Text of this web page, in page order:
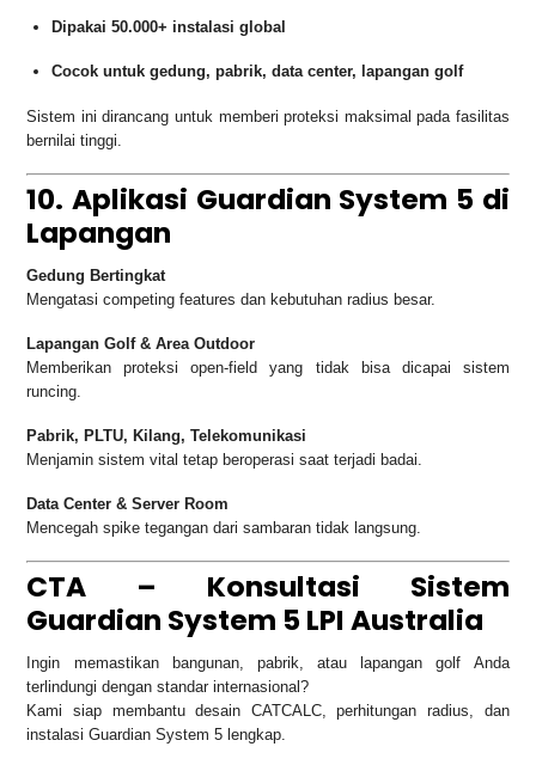
Dipakai 50.000+ instalasi global
Cocok untuk gedung, pabrik, data center, lapangan golf
Sistem ini dirancang untuk memberi proteksi maksimal pada fasilitas
bernilai tinggi.
10. Aplikasi Guardian System 5 di
Lapangan
Gedung Bertingkat
Mengatasi competing features dan kebutuhan radius besar.
Lapangan Golf & Area Outdoor
Memberikan proteksi open-field yang tidak bisa dicapai sistem
runcing.
Pabrik, PLTU, Kilang, Telekomunikasi
Menjamin sistem vital tetap beroperasi saat terjadi badai.
Data Center & Server Room
Mencegah spike tegangan dari sambaran tidak langsung.
CTA – Konsultasi Sistem
Guardian System 5 LPI Australia
Ingin memastikan bangunan, pabrik, atau lapangan golf Anda
terlindungi dengan standar internasional?
Kami siap membantu desain CATCALC, perhitungan radius, dan
instalasi Guardian System 5 lengkap.